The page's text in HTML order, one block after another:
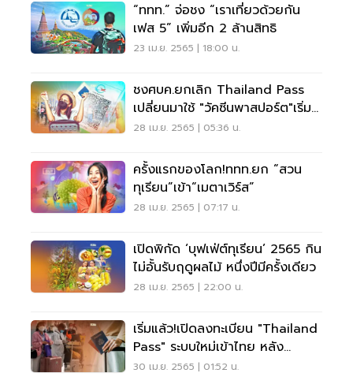
“ททท.” จ่อชง “เราเที่ยวด้วยกัน
เฟส 5” เพิ่มอีก 2 ล้านสิทธิ
23 เม.ย. 2565 | 18:00 น.
ชงศบค.ยกเลิก Thailand Pass
เปลี่ยนมาใช้ "วัคซีนพาสปอร์ต"เริ่ม1
มิ.ย.นี้
28 เม.ย. 2565 | 05:36 น.
ครั้งแรกของโลก!ททท.ยก “สวน
ทุเรียน”เข้า“เมตาเวิร์ส”
28 เม.ย. 2565 | 07:17 น.
เปิดพิกัด ‘บุฟเฟ่ต์ทุเรียน’ 2565 กิน
ไม่อั้นรับฤดูผลไม้ หนึ่งปีมีครั้งเดียว
28 เม.ย. 2565 | 22:00 น.
เริ่มแล้ว!เปิดลงทะเบียน "Thailand
Pass" ระบบใหม่เข้าไทย หลัง
ยกเลิกTest&Go
30 เม.ย. 2565 | 01:52 น.